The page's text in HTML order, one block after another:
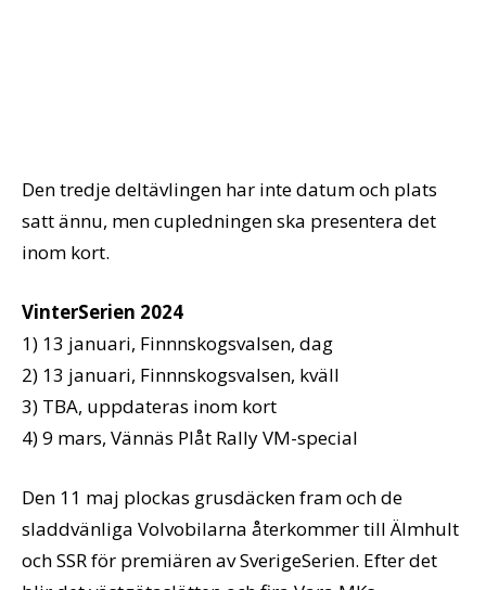
Den tredje deltävlingen har inte datum och plats
satt ännu, men cupledningen ska presentera det
inom kort.
VinterSerien 2024
1) 13 januari, Finnnskogsvalsen, dag
2) 13 januari, Finnnskogsvalsen, kväll
3) TBA, uppdateras inom kort
4) 9 mars, Vännäs Plåt Rally VM-special
Den 11 maj plockas grusdäcken fram och de
sladdvänliga Volvobilarna återkommer till Älmhult
och SSR för premiären av SverigeSerien. Efter det